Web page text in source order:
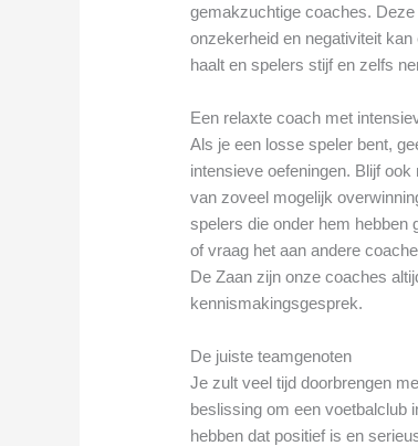
gemakzuchtige coaches.
onzekerheid en negativiteit
haalt en spelers stijf en zelfs
Een relaxte coach met
Als je een losse speler bent,
intensieve oefeningen. Blijf
van zoveel mogelijk
spelers die onder hem hebben
of vraag het aan andere
De Zaan zijn onze coaches
kennismakingsgesprek.
De juiste teamgenoten
Je zult veel tijd doorbrengen
beslissing om een voetbalclub
hebben dat positief is en